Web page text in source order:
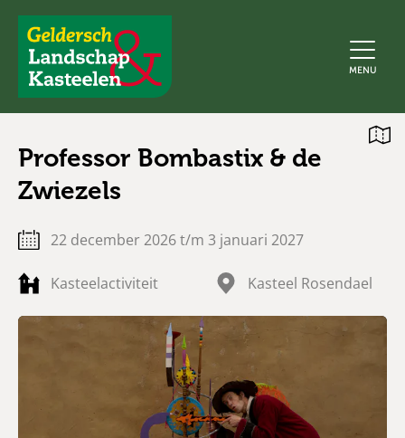
Geldersch
Landschap
en
MENU
Professor Bombastix & de
Zwiezels
22 december 2026 t/m 3 januari 2027
Kasteelactiviteit Kasteel Rosendael
Open